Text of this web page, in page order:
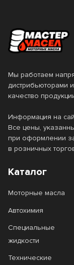
Мы работаем
дистрибьюторами
качество
Информация на
Все цены,
при оформлении
в розничных
Каталог
Моторные масла
Автохимия
Специальные
жидкости
Технические